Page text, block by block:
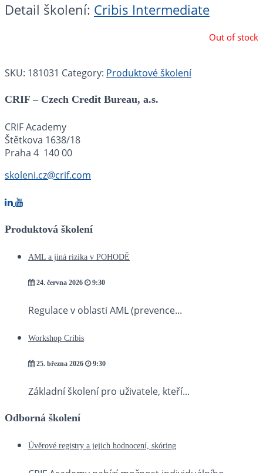
Detail školení: Cribis Intermediate
Out of stock
SKU: 181031 Category: Produktové školení
CRIF – Czech Credit Bureau, a.s.
CRIF Academy
Štětkova 1638/18
Praha 4 140 00
skoleni.cz@crif.com
Produktová školení
AML a jiná rizika v POHODĚ
24. června 2026 9:30
Regulace v oblasti AML (prevence...
Workshop Cribis
25. března 2026 9:30
Základní školení pro uživatele, kteří...
Odborná školení
Úvěrové registry a jejich hodnocení, skóring